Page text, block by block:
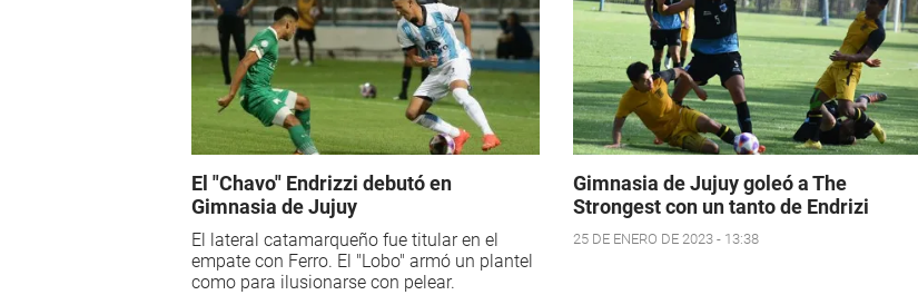
El "Chavo" Endrizzi debutó en
Gimnasia de Jujuy
El lateral catamarqueño fue titular en el
empate con Ferro. El "Lobo" armó un plantel
como para ilusionarse con pelear.
Gimnasia de Jujuy goleó a The
Strongest con un tanto de Endrizi
25 DE ENERO DE 2023 - 13:38